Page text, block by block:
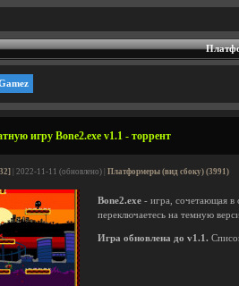
игру Bone2.exe v1.1 - торрент
| 2022-11-11 (обновлено) | Платформеры (вид сбоку) (3991)
Bone2.exe - игра, сочетающая в
переключаетесь на темную
Игра обновлена до v1.1.